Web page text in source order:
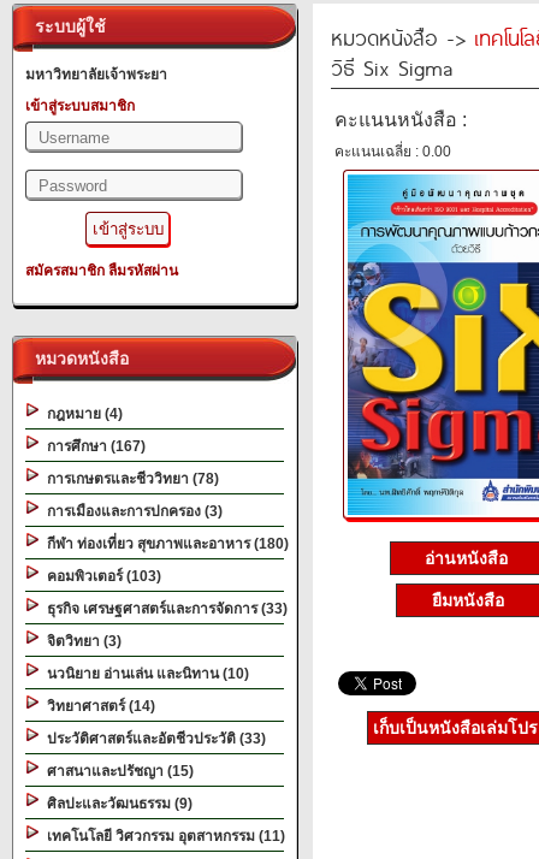
ระบบผู้ใช้
มหาวิทยาลัยเจ้าพระยา
เข้าสู่ระบบสมาชิก
สมัครสมาชิก ลืมรหัสผ่าน
หมวดหนังสือ
กฎหมาย (4)
การศึกษา (167)
การเกษตรและชีววิทยา (78)
การเมืองและการปกครอง (3)
กีฬา ท่องเที่ยว สุขภาพและอาหาร (180)
คอมพิวเตอร์ (103)
ธุรกิจ เศรษฐศาสตร์และการจัดการ (33)
จิตวิทยา (3)
นวนิยาย อ่านเล่น และนิทาน (10)
วิทยาศาสตร์ (14)
ประวัติศาสตร์และอัตชีวประวัติ (33)
ศาสนาและปรัชญา (15)
ศิลปะและวัฒนธรรม (9)
เทคโนโลยี วิศวกรรม อุตสาหกรรม (11)
หมวดหนังสือ -> เทคโน
วิธี Six Sigma
คะแนนหนังสือ :
คะแนนเฉลี่ย : 0.00
อ่านหนังสือ
ยืมหนังสือ
เก็บเป็นหนังสือเล่มโป